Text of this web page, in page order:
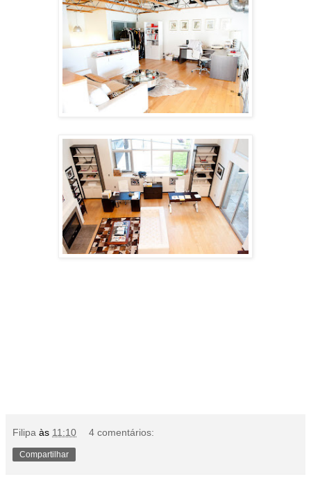
Filipa às 11:10 4 comentários:
Compartilhar